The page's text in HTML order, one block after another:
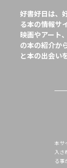
好書好日は、
る本の情報サ
映画やアート
の本の紹介か
と本の出会い
本サ
入さ
る事